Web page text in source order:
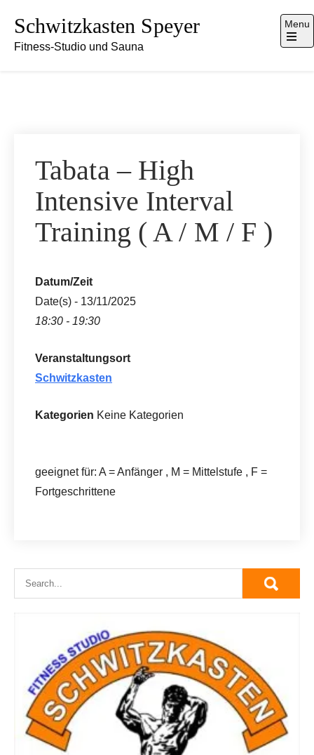
content
Schwitzkasten Speyer
Fitness-Studio und Sauna
Menu
Open
Tabata – High
Intensive Interval
Training ( A / M / F )
Datum/Zeit
Date(s) - 13/11/2025
18:30 - 19:30
Veranstaltungsort
Schwitzkasten
Kategorien Keine Kategorien
geeignet für: A = Anfänger , M = Mittelstufe , F =
Fortgeschrittene